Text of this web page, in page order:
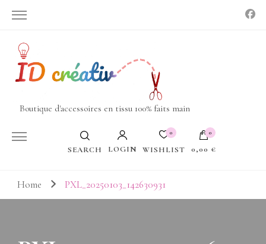
Boutique d'accessoires en tissu 100% faits main
SEARCH LOGIN
0
WISHLIST
0
0,00 €
Votre panier est vide.
Home PXL_20250103_142630931